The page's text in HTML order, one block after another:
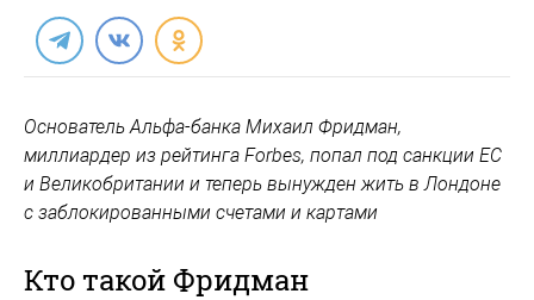
Основатель Альфа-банка Михаил Фридман,
миллиардер из рейтинга Forbes, попал под санкции ЕС
и Великобритании и теперь вынужден жить в Лондоне
с заблокированными счетами и картами
Кто такой Фридман